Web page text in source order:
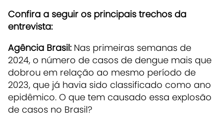
Confira a seguir os principais trechos da
entrevista:
Agência Brasil:Nas primeiras semanas de
2024, o número de casos de dengue mais que
dobrou em relação ao mesmo período de
2023, que já havia sido classificado como ano
epidêmico. O que tem causado essa explosão
de casos no Brasil?